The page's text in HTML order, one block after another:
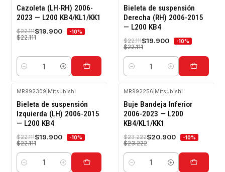
-10%
OFF
Cazoleta (LH-RH) 2006-
2023 — L200 KB4/KL1/KK1
$22.111$19.900 -10%
$22.111
Cantidad
-10%
OFF
Bieleta de suspensión
Derecha (RH) 2006-2015
— L200 KB4
$22.111$19.900 -10%
$22.111
Cantidad
-10%
OFF
MR992309 Mitsubishi
Bieleta de suspensión
Izquierda (LH) 2006-2015
— L200 KB4
$22.111$19.900 -10%
$22.111
Cantidad
-10%
OFF
MR992256 Mitsubishi
Buje Bandeja Inferior
2006-2023 — L200
KB4/KL1/KK1
$23.222$20.900 -10%
$23.222
Cantidad